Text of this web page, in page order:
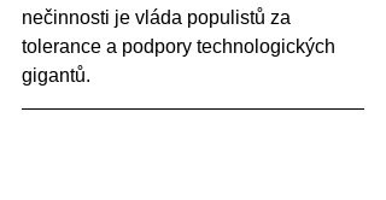
nečinnosti je vláda populistů za
tolerance a podpory technologických
gigantů.